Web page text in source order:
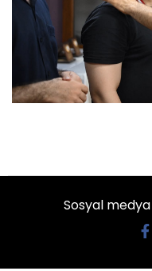
Sosyal medya